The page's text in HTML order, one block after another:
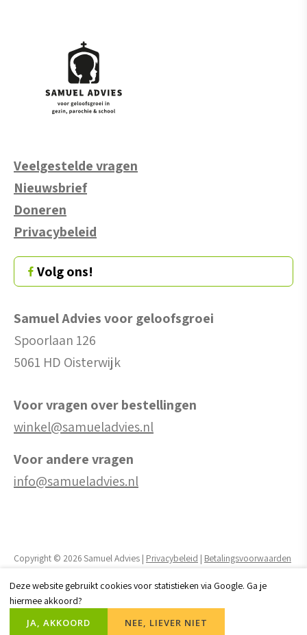
Veelgestelde vragen
Nieuwsbrief
Doneren
Privacybeleid
Volg ons!
Samuel Advies voor geloofsgroei
Spoorlaan 126
5061 HD Oisterwijk
Voor vragen over bestellingen
winkel@samueladvies.nl
Voor andere vragen
info@samueladvies.nl
Copyright © 2026 Samuel Advies | Privacybeleid | Betalingsvoorwaarden
Realisatie website door:Webheld.nl
Deze website gebruikt cookies voor statistieken via Google. Ga je
hiermee akkoord?
JA, AKKOORD
NEE, LIEVER NIET